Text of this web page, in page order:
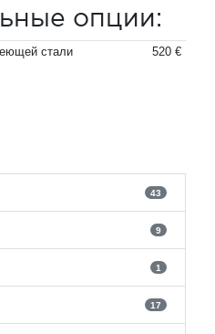
опции:
стали 520 €
43
9
1
17